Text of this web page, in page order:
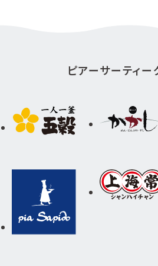
ピアーサーティー